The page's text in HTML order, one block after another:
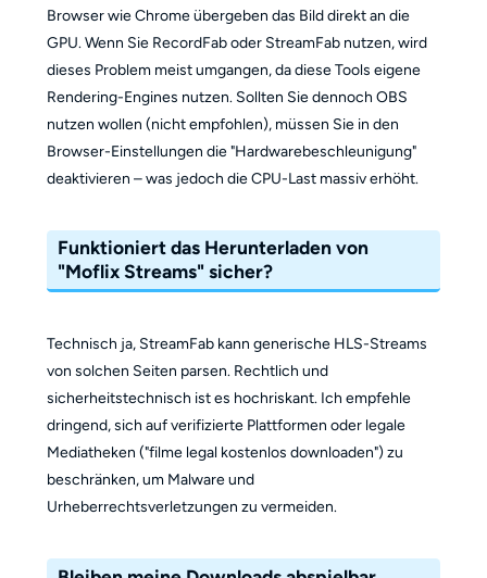
Browser wie Chrome übergeben das Bild direkt an die
GPU. Wenn Sie RecordFab oder StreamFab nutzen, wird
dieses Problem meist umgangen, da diese Tools eigene
Rendering-Engines nutzen. Sollten Sie dennoch OBS
nutzen wollen (nicht empfohlen), müssen Sie in den
Browser-Einstellungen die "Hardwarebeschleunigung"
deaktivieren – was jedoch die CPU-Last massiv erhöht.
Funktioniert das Herunterladen von
"Moflix Streams" sicher?
Technisch ja, StreamFab kann generische HLS-Streams
von solchen Seiten parsen. Rechtlich und
sicherheitstechnisch ist es hochriskant. Ich empfehle
dringend, sich auf verifizierte Plattformen oder legale
Mediatheken ("filme legal kostenlos downloaden") zu
beschränken, um Malware und
Urheberrechtsverletzungen zu vermeiden.